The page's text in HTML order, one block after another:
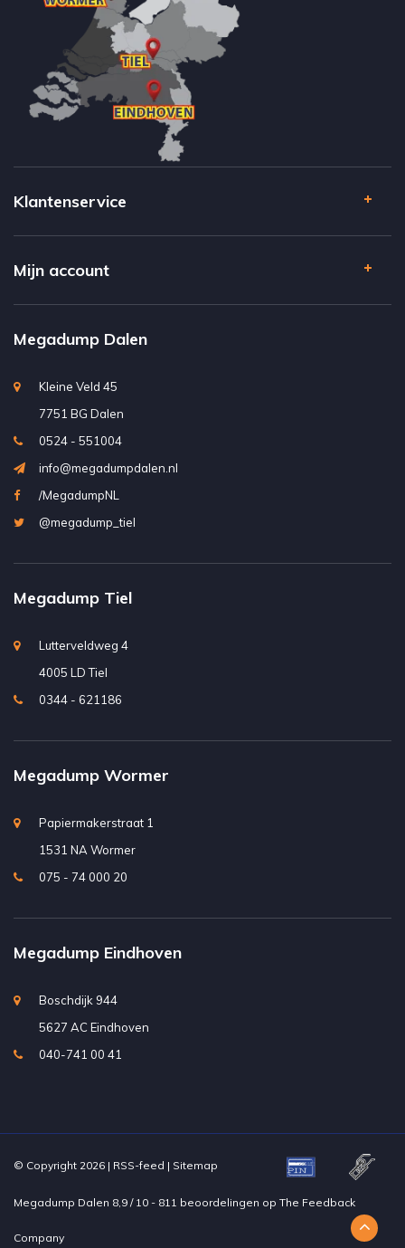
Klantenservice
Mijn account
Megadump Dalen
Kleine Veld 45
7751 BG Dalen
0524 - 551004
info@megadumpdalen.nl
/MegadumpNL
@megadump_tiel
Megadump Tiel
Lutterveldweg 4
4005 LD Tiel
0344 - 621186
Megadump Wormer
Papiermakerstraat 1
1531 NA Wormer
075 - 74 000 20
Megadump Eindhoven
Boschdijk 944
5627 AC Eindhoven
040-741 00 41
© Copyright 2026 | RSS-feed | Sitemap
Megadump Dalen 8,9 / 10 - 811 beoordelingen op The Feedback
Company